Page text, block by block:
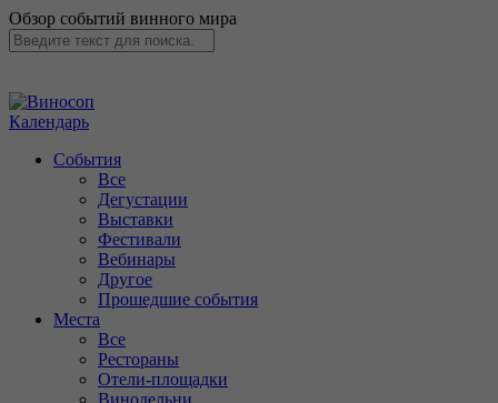
Обзор событий винного мира
Календарь
События
Все
Дегустации
Выставки
Фестивали
Вебинары
Другое
Прошедшие события
Места
Все
Рестораны
Отели-площадки
Винодельни